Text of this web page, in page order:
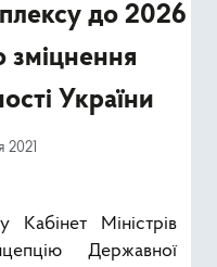
Type 2 or
до 2026
зміцнення
України
2021
Міністрів
Державної